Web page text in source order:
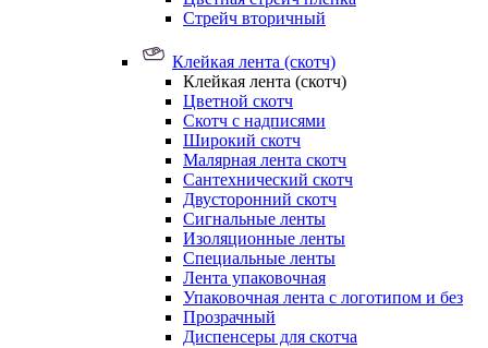
Стрейч вторичный
Клейкая лента (скотч)
Клейкая лента (скотч)
Цветной скотч
Скотч с надписями
Широкий скотч
Малярная лента скотч
Сантехнический скотч
Двусторонний скотч
Сигнальные ленты
Изоляционные ленты
Специальные ленты
Лента упаковочная
Упаковочная лента с логотипом и без
Прозрачный
Диспенсеры для скотча